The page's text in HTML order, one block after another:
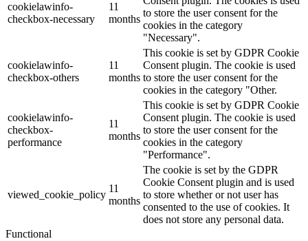
cookielawinfo-
checkbox-necessary
11
months
to store the user consent for the
cookies in the category
"Necessary".
cookielawinfo-
checkbox-others
11
months
This cookie is set by GDPR Cookie
Consent plugin. The cookie is used
to store the user consent for the
cookies in the category "Other.
cookielawinfo-
checkbox-
performance
11
months
This cookie is set by GDPR Cookie
Consent plugin. The cookie is used
to store the user consent for the
cookies in the category
"Performance".
viewed_cookie_policy
11
months
The cookie is set by the GDPR
Cookie Consent plugin and is used
to store whether or not user has
consented to the use of cookies. It
does not store any personal data.
Functional